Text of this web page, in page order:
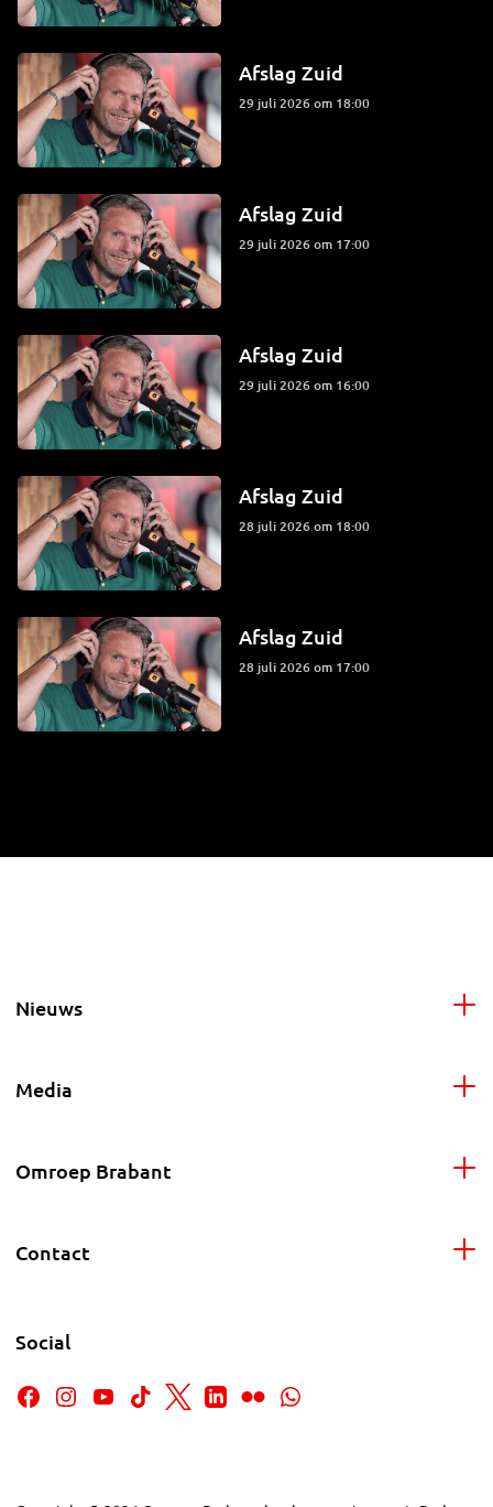
Afslag Zuid
29 juli 2026 om 18:00
Afslag Zuid
29 juli 2026 om 17:00
Afslag Zuid
29 juli 2026 om 16:00
Afslag Zuid
28 juli 2026 om 18:00
Afslag Zuid
28 juli 2026 om 17:00
Nieuws
Media
Omroep Brabant
Contact
Social